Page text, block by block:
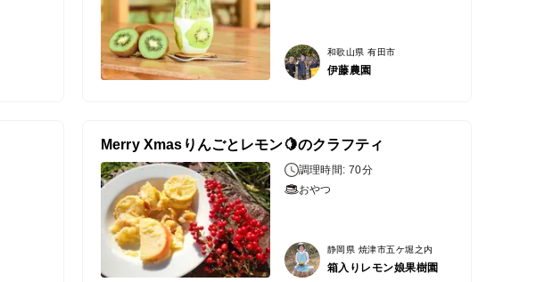
和歌山県 有田市
伊藤農園
Merry Xmasりんごとレモン🍋のクラフティ
調理時間: 70分
おやつ
静岡県 焼津市五ケ堀之内
箱入りレモン娘果樹園